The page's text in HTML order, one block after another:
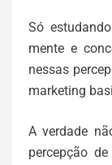
Só
mente e
nessas
marketing
A verdade
percepção